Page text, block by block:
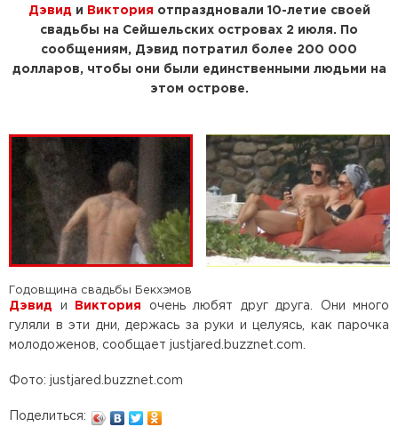
Дэвид и Виктория отпраздновали 10-летие своей
свадьбы на Сейшельских островах 2 июля. По
сообщениям, Дэвид потратил более 200 000
долларов, чтобы они были единственными людьми на
этом острове.
Годовщина свадьбы Бекхэмов
Дэвид и Виктория очень любят друг друга. Они много
гуляли в эти дни, держась за руки и целуясь, как парочка
молодоженов, сообщает justjared.buzznet.com.
Фото: justjared.buzznet.com
Поделиться: